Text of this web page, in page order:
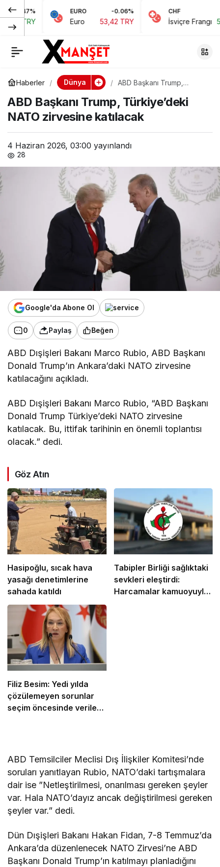
EURO -0.06%
53,42 TRY
CHF
İsviçre Frangı 58,48 TRY
Haberler Dünya
ABD Başkanı Trump,
zirvesine katılacak
ABD Başkanı Trump, Türkiye’deki
NATO zirvesine katılacak
4 Haziran 2026, 03:00 yayınlandı
28
Google'da Abone Ol
0 Paylaş Beğen
ABD Dışişleri Bakanı Marco Rubio, ABD Başkanı
Donald Trump’ın Ankara’daki NATO zirvesine
katılacağını açıkladı.
ABD Dışişleri Bakanı Marco Rubio, “ABD Başkanı
Donald Trump Türkiye’deki NATO zirvesine
katılacak. Bu, ittifak tarihinin en önemli toplantısı
olacak.” dedi.
Göz Atın
Hasipoğlu, sıcak hava
yasağı denetimlerine
sahada katıldı
Tabipler Birliği sağlıktaki
sevkleri eleştirdi:
Harcamalar kamuoyuyla
Filiz Besim: Yedi yılda
çözülemeyen sorunlar
seçim öncesinde verilen
ABD Temsilciler Meclisi Dış İlişkiler Komitesi’nde
soruları yanıtlayan Rubio, NATO’daki tartışmalara
dair ise ”Netleştirilmesi, onarılması gereken şeyler
var. Hala NATO’dayız ancak değiştirilmesi gereken
şeyler var.” dedi.
Dün Dışişleri Bakanı Hakan Fidan, 7-8 Temmuz’da
Ankara’da düzenlenecek NATO Zirvesi’ne ABD
Başkanı Donald Trump’ın katılmayı planladığını
ÖSYM bazı sınav
tarihlerini güncelledi
0